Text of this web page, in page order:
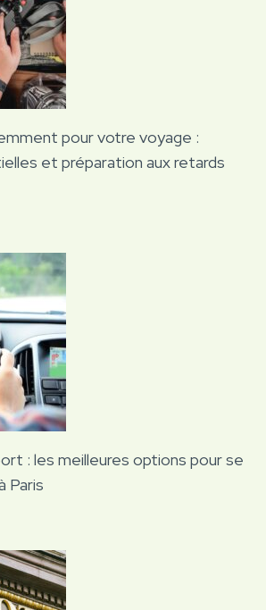
pour votre voyage :
et préparation aux retards
: les meilleures options pour se
Paris